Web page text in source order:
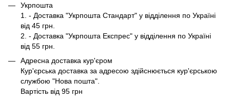
Укрпошта
1. - Доставка "Укрпошта Стандарт" у відділення по Україні
від 45 грн.
2. - Доставка "Укрпошта Експрес" у відділення по Україні
від 55 грн.
Адресна доставка кур'єром
Кур'єрська доставка за адресою здійснюється кур'єрською
службою "Нова пошта".
Вартість від 95 грн